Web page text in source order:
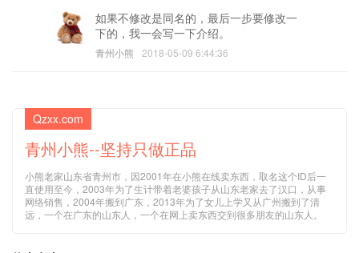
如果不修改是同名的，最后一步要修改一
下的，我一会写一下介绍。
青州小熊 2018-05-09 6:44:36
Qzxx.com
青州小熊--坚持只做正品
小熊老家山东省青州市，因2001年在小熊在线卖东西，取名这个ID后一
直使用至今，2003年为了生计带着老婆孩子从山东老家去了汉口，从事
网络销售，2004年搬到广东，2013年为了女儿上学又从广州搬到了清
远，一个在广东的山东人，一个在网上卖东西交到很多朋友的山东人。